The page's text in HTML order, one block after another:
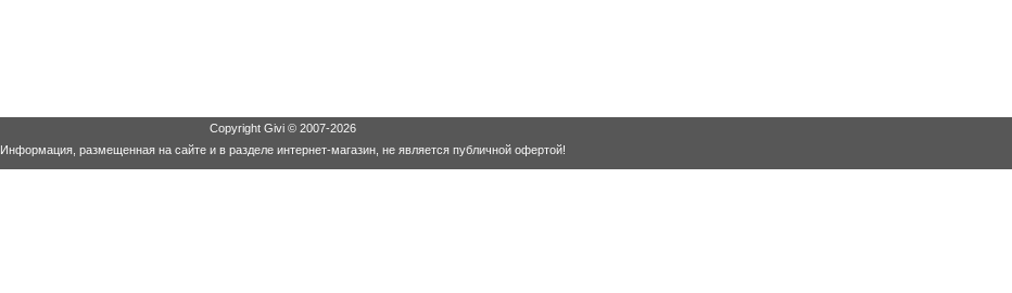
Copyright Givi© 2007-2026
Информация, размещенная на сайте и в разделе интернет-магазин, не является публичной офертой!